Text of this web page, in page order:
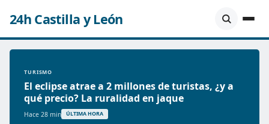
24h Castilla y León
TURISMO
El eclipse atrae a 2 millones de turistas, ¿y a
qué precio? La ruralidad en jaque
Hace 28 min ÚLTIMA HORA